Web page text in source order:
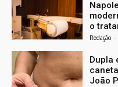
o
Redação -
Dupla
João